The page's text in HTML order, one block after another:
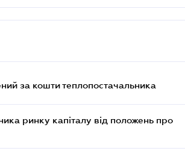
за кошти теплопостачальника
ринку капіталу від положень про